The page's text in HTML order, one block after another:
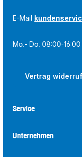
E-Mail
Mo.- Do. 08:00-
Vertrag
Service
Unternehmen